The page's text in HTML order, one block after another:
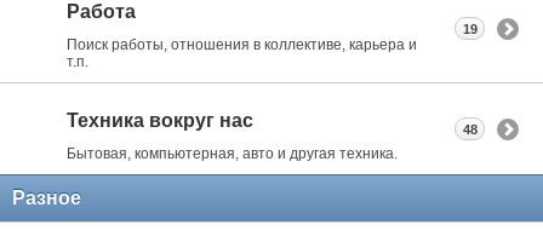
Работа
Поиск работы, отношения в коллективе, карьера и
т.п.
19
Техника вокруг нас
Бытовая, компьютерная, авто и другая техника.
48
Разное